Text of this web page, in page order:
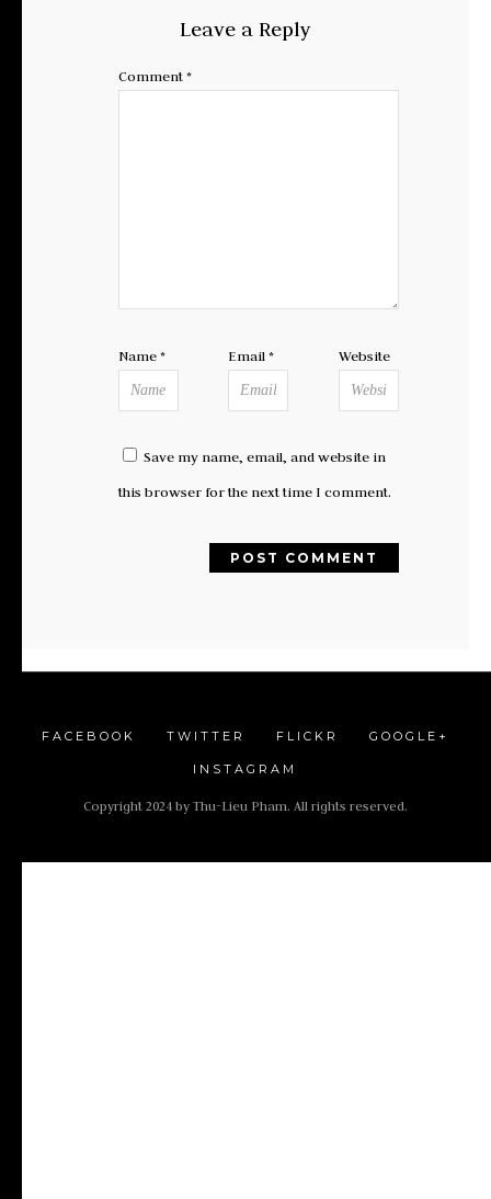
Leave a Reply
Comment*
Name* Email* Website
Save my name, email, and website in
this browser for the next time I comment.
FACEBOOK TWITTER FLICKR GOOGLE+
INSTAGRAM
Copyright 2024 by Thu-Lieu Pham. All rights reserved.